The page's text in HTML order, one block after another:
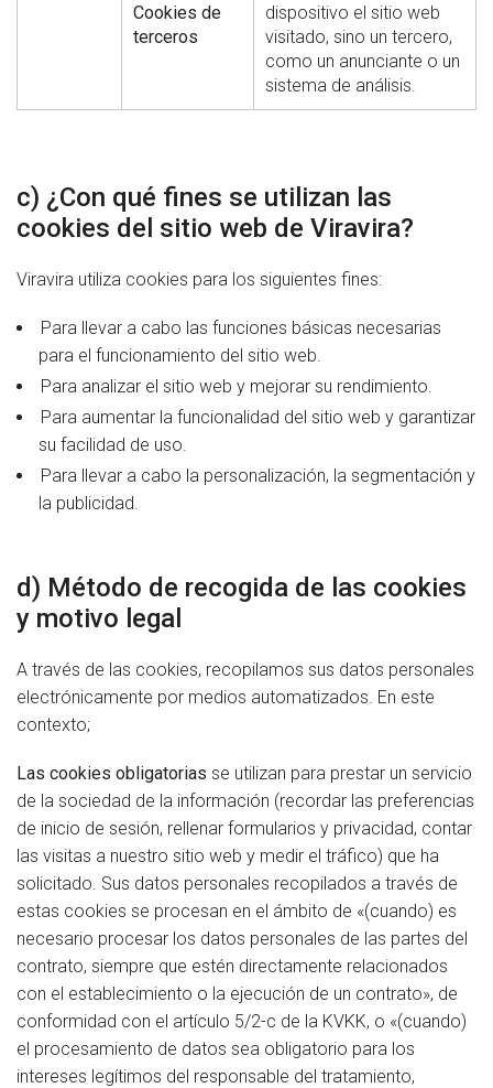
Cookies de
terceros
dispositivo el sitio web
visitado, sino un tercero,
como un anunciante o un
sistema de análisis.
c) ¿Con qué fines se utilizan las
cookies del sitio web de Viravira?
Viravira utiliza cookies para los siguientes fines:
Para llevar a cabo las funciones básicas necesarias
para el funcionamiento del sitio web.
Para analizar el sitio web y mejorar su rendimiento.
Para aumentar la funcionalidad del sitio web y garantizar
su facilidad de uso.
Para llevar a cabo la personalización, la segmentación y
la publicidad.
d) Método de recogida de las cookies
y motivo legal
A través de las cookies, recopilamos sus datos personales
electrónicamente por medios automatizados. En este
contexto;
Las cookies obligatorias se utilizan para prestar un servicio
de la sociedad de la información (recordar las preferencias
de inicio de sesión, rellenar formularios y privacidad, contar
las visitas a nuestro sitio web y medir el tráfico) que ha
solicitado. Sus datos personales recopilados a través de
estas cookies se procesan en el ámbito de «(cuando) es
necesario procesar los datos personales de las partes del
contrato, siempre que estén directamente relacionados
con el establecimiento o la ejecución de un contrato», de
conformidad con el artículo 5/2-c de la KVKK, o «(cuando)
el procesamiento de datos sea obligatorio para los
intereses legítimos del responsable del tratamiento,